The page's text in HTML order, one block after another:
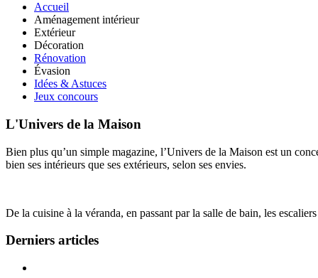
Accueil
Aménagement intérieur
Extérieur
Décoration
Rénovation
Évasion
Idées & Astuces
Jeux concours
L'Univers de la Maison
Bien plus qu’un simple magazine, l’Univers de la Maison est un
bien ses intérieurs que ses extérieurs, selon ses envies.
De la cuisine à la véranda, en passant par la salle de bain, les
Derniers articles